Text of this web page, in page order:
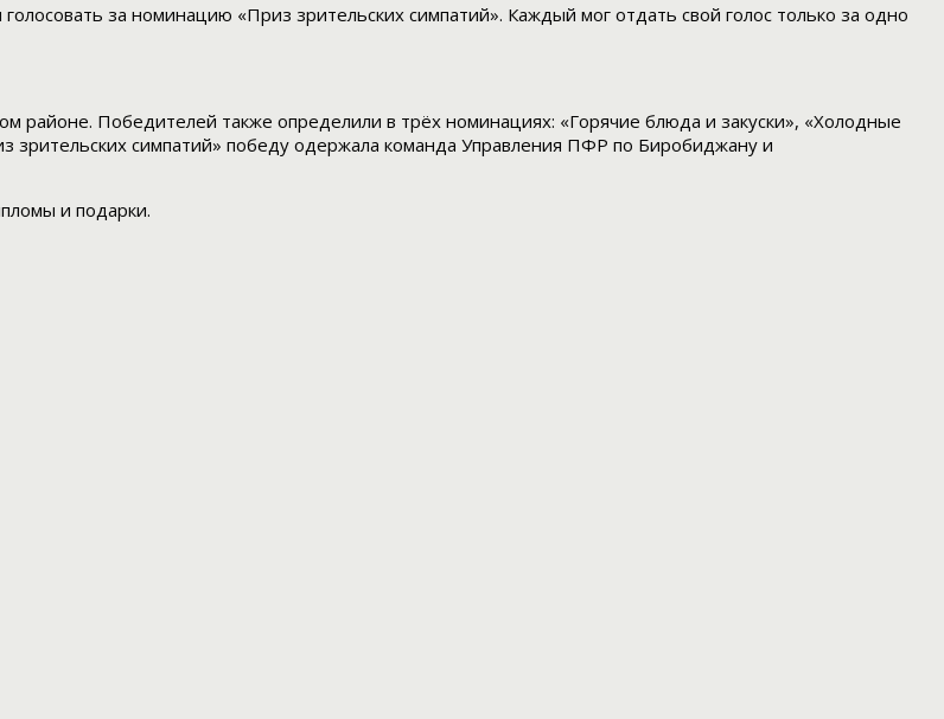
за номинацию «Приз зрительских симпатий». Каждый мог отдать свой голос только за одно
районе. Победителей также определили в трёх номинациях: «Горячие блюда и закуски», «Холодные
зрительских симпатий» победу одержала команда Управления ПФР по Биробиджану и
и подарки.